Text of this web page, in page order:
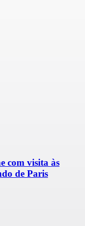
com visita às
de Paris